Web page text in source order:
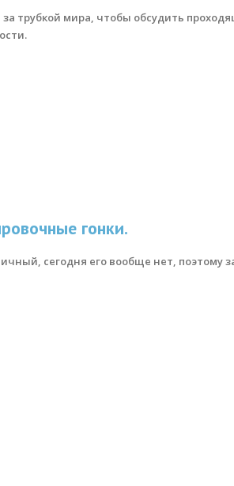
трубкой мира, чтобы обсудить
гонки.
сегодня его вообще нет, поэтому